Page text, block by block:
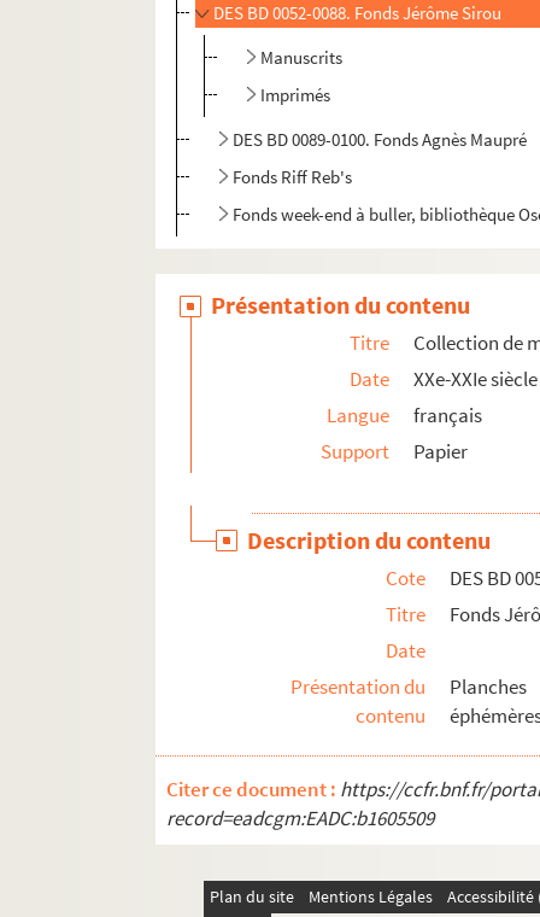
DES BD 0052-0088. Fonds Jérôme Sirou
Manuscrits
Imprimés
DES BD 0089-0100. Fonds Agnès Maupré
Fonds Riff Reb's
Fonds week-end à buller, bibliothèque
Présentation du contenu
Titre
Collection de
Date
XXe-XXIe siècle
Langue
français
Support
Papier
Description du contenu
Cote
DES BD
Titre
Fonds
Date
Présentation du
contenu
Citer ce document : https://ccfr.bnf.fr/
record=eadcgm:EADC:b1605509
Plan du site Mentions Légales